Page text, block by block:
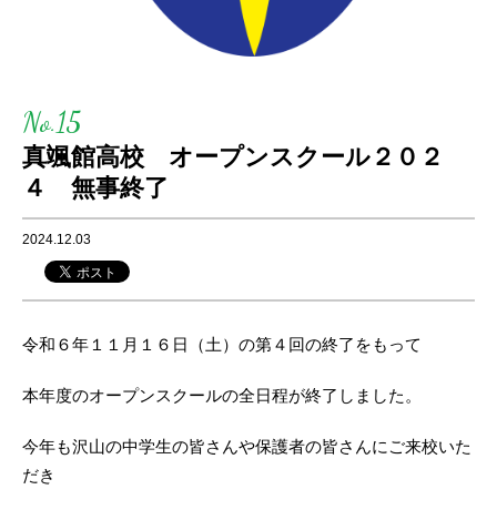
No.15
真颯館高校 オープンスクール２０２
４ 無事終了
2024.12.03
令和６年１１月１６日（土）の第４回の終了をもって
本年度のオープンスクールの全日程が終了しました。
今年も沢山の中学生の皆さんや保護者の皆さんにご来校いた
だき